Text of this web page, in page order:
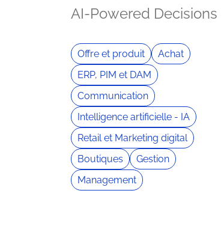
AI-Powered Decisions
Offre et produit
Achat
ERP, PIM et DAM
Communication
Intelligence artificielle - IA
Retail et Marketing digital
Boutiques
Gestion
Management